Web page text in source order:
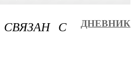
С
ДНЕВНИК